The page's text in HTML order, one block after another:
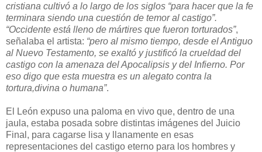
cristiana cultivó a lo largo de los siglos “para hacer que la fe
terminara siendo una cuestión de temor al castigo”.
“Occidente está lleno de mártires que fueron torturados”,
señalaba el artista: “pero al mismo tiempo, desde el Antiguo
al Nuevo Testamento, se exaltó y justificó la crueldad del
castigo con la amenaza del Apocalipsis y del Infierno. Por
eso digo que esta muestra es un alegato contra la
tortura,divina o humana”.
El León expuso una paloma en vivo que, dentro de una
jaula, estaba posada sobre distintas imágenes del Juicio
Final, para cagarse lisa y llanamente en esas
representaciones del castigo eterno para los hombres y